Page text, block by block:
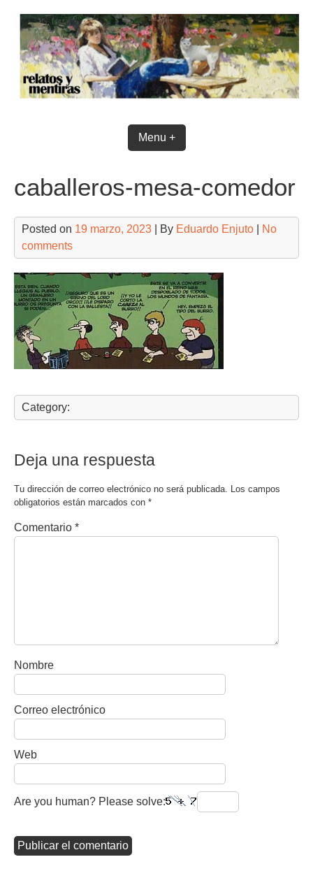
content
Menu +
caballeros-mesa-comedor
Posted on 19 marzo, 2023 | By Eduardo Enjuto
No
comments
Category:
Deja una respuesta
Tu dirección de correo electrónico no será publicada. Los campos
obligatorios están marcados con *
Comentario *
Nombre
Correo electrónico
Web
Are you human? Please solve: